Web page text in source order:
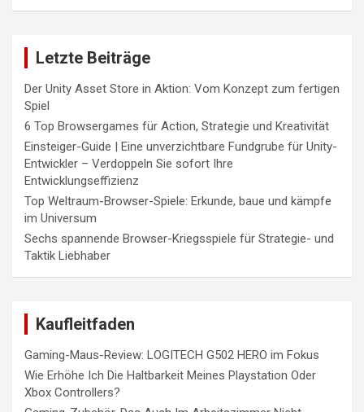
Letzte Beiträge
Der Unity Asset Store in Aktion: Vom Konzept zum fertigen
Spiel
6 Top Browsergames für Action, Strategie und Kreativität
Einsteiger-Guide | Eine unverzichtbare Fundgrube für Unity-
Entwickler – Verdoppeln Sie sofort Ihre
Entwicklungseffizienz
Top Weltraum-Browser-Spiele: Erkunde, baue und kämpfe
im Universum
Sechs spannende Browser-Kriegsspiele für Strategie- und
Taktik Liebhaber
Kaufleitfaden
Gaming-Maus-Review: LOGITECH G502 HERO im Fokus
Wie Erhöhe Ich Die Haltbarkeit Meines Playstation Oder
Xbox Controllers?